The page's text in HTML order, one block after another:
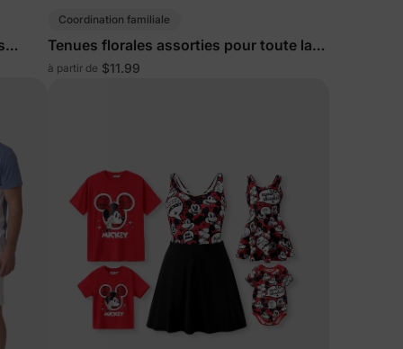
Coordination familiale
Tenues florales assorties pour toute la
famille en bleu profond
à partir de $11.99